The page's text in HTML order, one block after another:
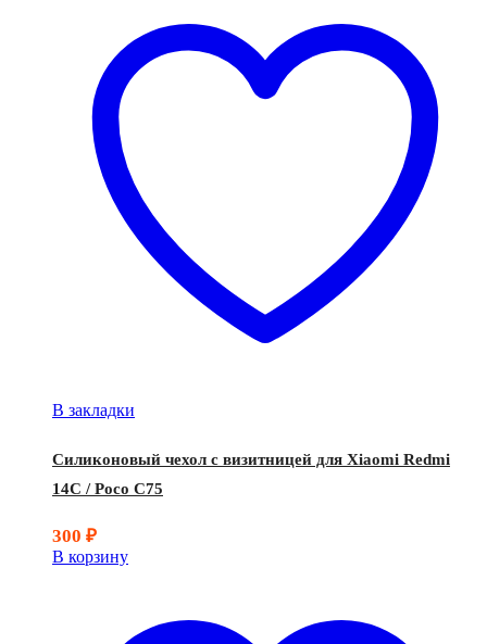
В закладки
Силиконовый чехол с визитницей для Xiaomi Redmi
14C / Poco C75
300 ₽
В корзину